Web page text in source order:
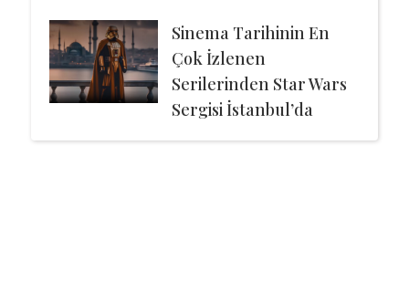
Sinema Tarihinin En
Çok İzlenen
Serilerinden Star Wars
Sergisi İstanbul’da